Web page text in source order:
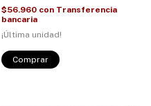
$56.960 con Transferencia
bancaria
¡Última unidad!
Comprar